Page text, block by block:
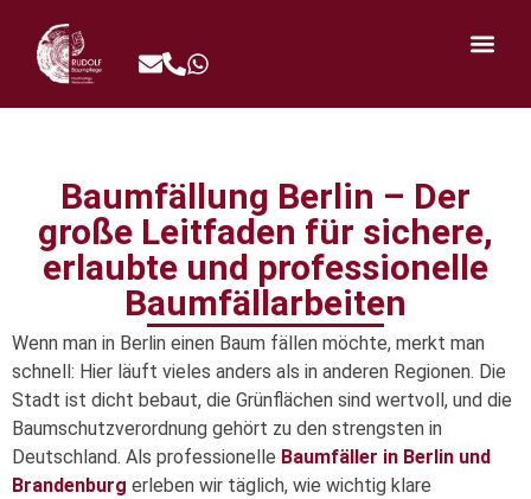
Baumfällung Berlin – Der
große Leitfaden für sichere,
erlaubte und professionelle
Baumfällarbeiten
Wenn man in Berlin einen Baum fällen möchte, merkt man
schnell: Hier läuft vieles anders als in anderen Regionen. Die
Stadt ist dicht bebaut, die Grünflächen sind wertvoll, und die
Baumschutzverordnung gehört zu den strengsten in
Deutschland. Als professionelle Baumfäller in Berlin und
Brandenburg erleben wir täglich, wie wichtig klare